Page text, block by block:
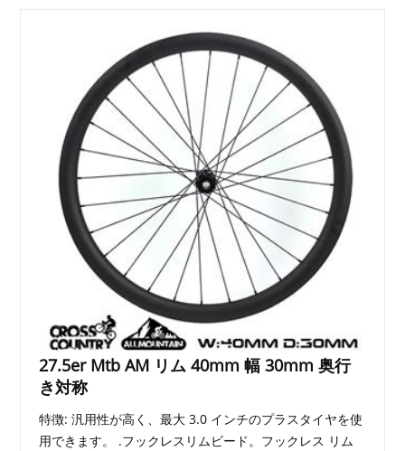
27.5er Mtb AM リム 40mm 幅 30mm 奥行
き対称
特徴: 汎用性が高く、最大 3.0 インチのプラスタイヤを使
用できます。 .フックレスリムビード。フックレス リム